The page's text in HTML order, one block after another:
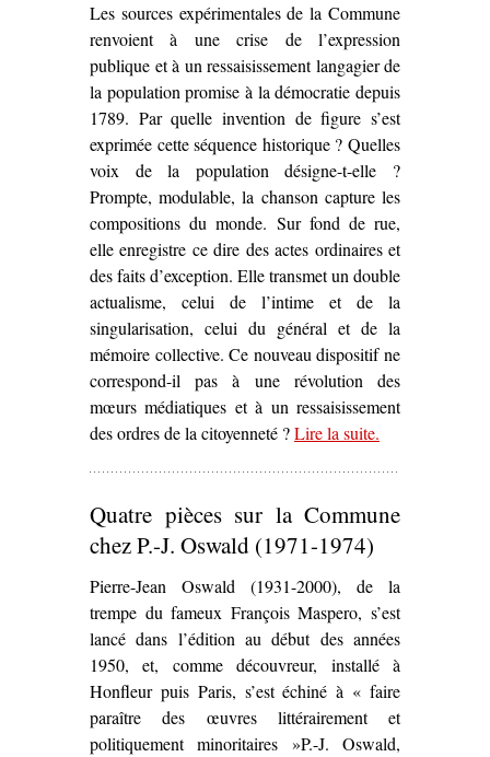
Les sources expérimentales de la Commune
renvoient à une crise de l’expression
publique et à un ressaisissement langagier de
la population promise à la démocratie depuis
1789. Par quelle invention de figure s’est
exprimée cette séquence historique ? Quelles
voix de la population désigne-t-elle ?
Prompte, modulable, la chanson capture les
compositions du monde. Sur fond de rue,
elle enregistre ce dire des actes ordinaires et
des faits d’exception. Elle transmet un double
actualisme, celui de l’intime et de la
singularisation, celui du général et de la
mémoire collective. Ce nouveau dispositif ne
correspond-il pas à une révolution des
mœurs médiatiques et à un ressaisissement
des ordres de la citoyenneté ?Lire la suite– ‘Scènes de la
La Chanson au
.
Quatre pièces sur la Commune
chez P.-J. Oswald (1971-1974)
Pierre-Jean Oswald (1931-2000), de la
trempe du fameux François Maspero, s’est
lancé dans l’édition au début des années
1950, et, comme découvreur, installé à
Honfleur puis Paris, s’est échiné à « faire
paraître des œuvres littérairement et
politiquement minoritaires »P.-J. Oswald,